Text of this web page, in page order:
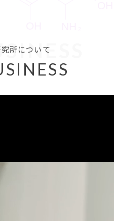
所について